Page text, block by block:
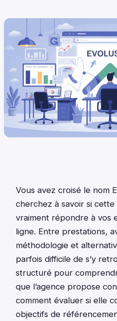
Vous avez croisé le nom
cherchez à savoir si
vraiment répondre à vos
ligne. Entre prestations,
méthodologie et
parfois difficile de s’y
structuré pour
que l’agence propose
comment évaluer si elle
objectifs de